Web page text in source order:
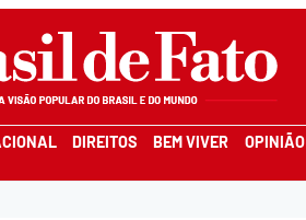
DIREITOS BEM VIVER OPINIÃO